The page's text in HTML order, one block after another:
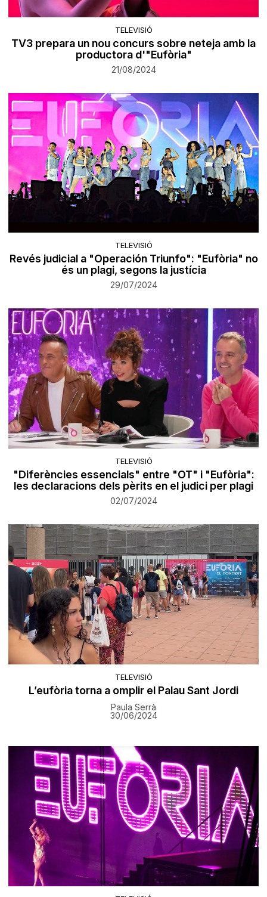
TELEVISIÓ
TV3 prepara un nou concurs sobre neteja amb la
productora d'"Eufòria"
21/08/2024
TELEVISIÓ
Revés judicial a "Operación Triunfo": "Eufòria" no
és un plagi, segons la justícia
29/07/2024
TELEVISIÓ
"Diferències essencials" entre "OT" i "Eufòria":
les declaracions dels pèrits en el judici per plagi
02/07/2024
TELEVISIÓ
L’eufòria torna a omplir el Palau Sant Jordi
Paula Serrà
30/06/2024